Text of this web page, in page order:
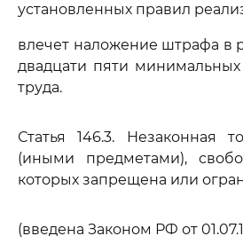
установленных правил
влечет наложение штрафа в
двадцати пяти
труда.
Статья 146.3. Незаконная
(иными предметами),
которых запрещена или
(введена Законом РФ от